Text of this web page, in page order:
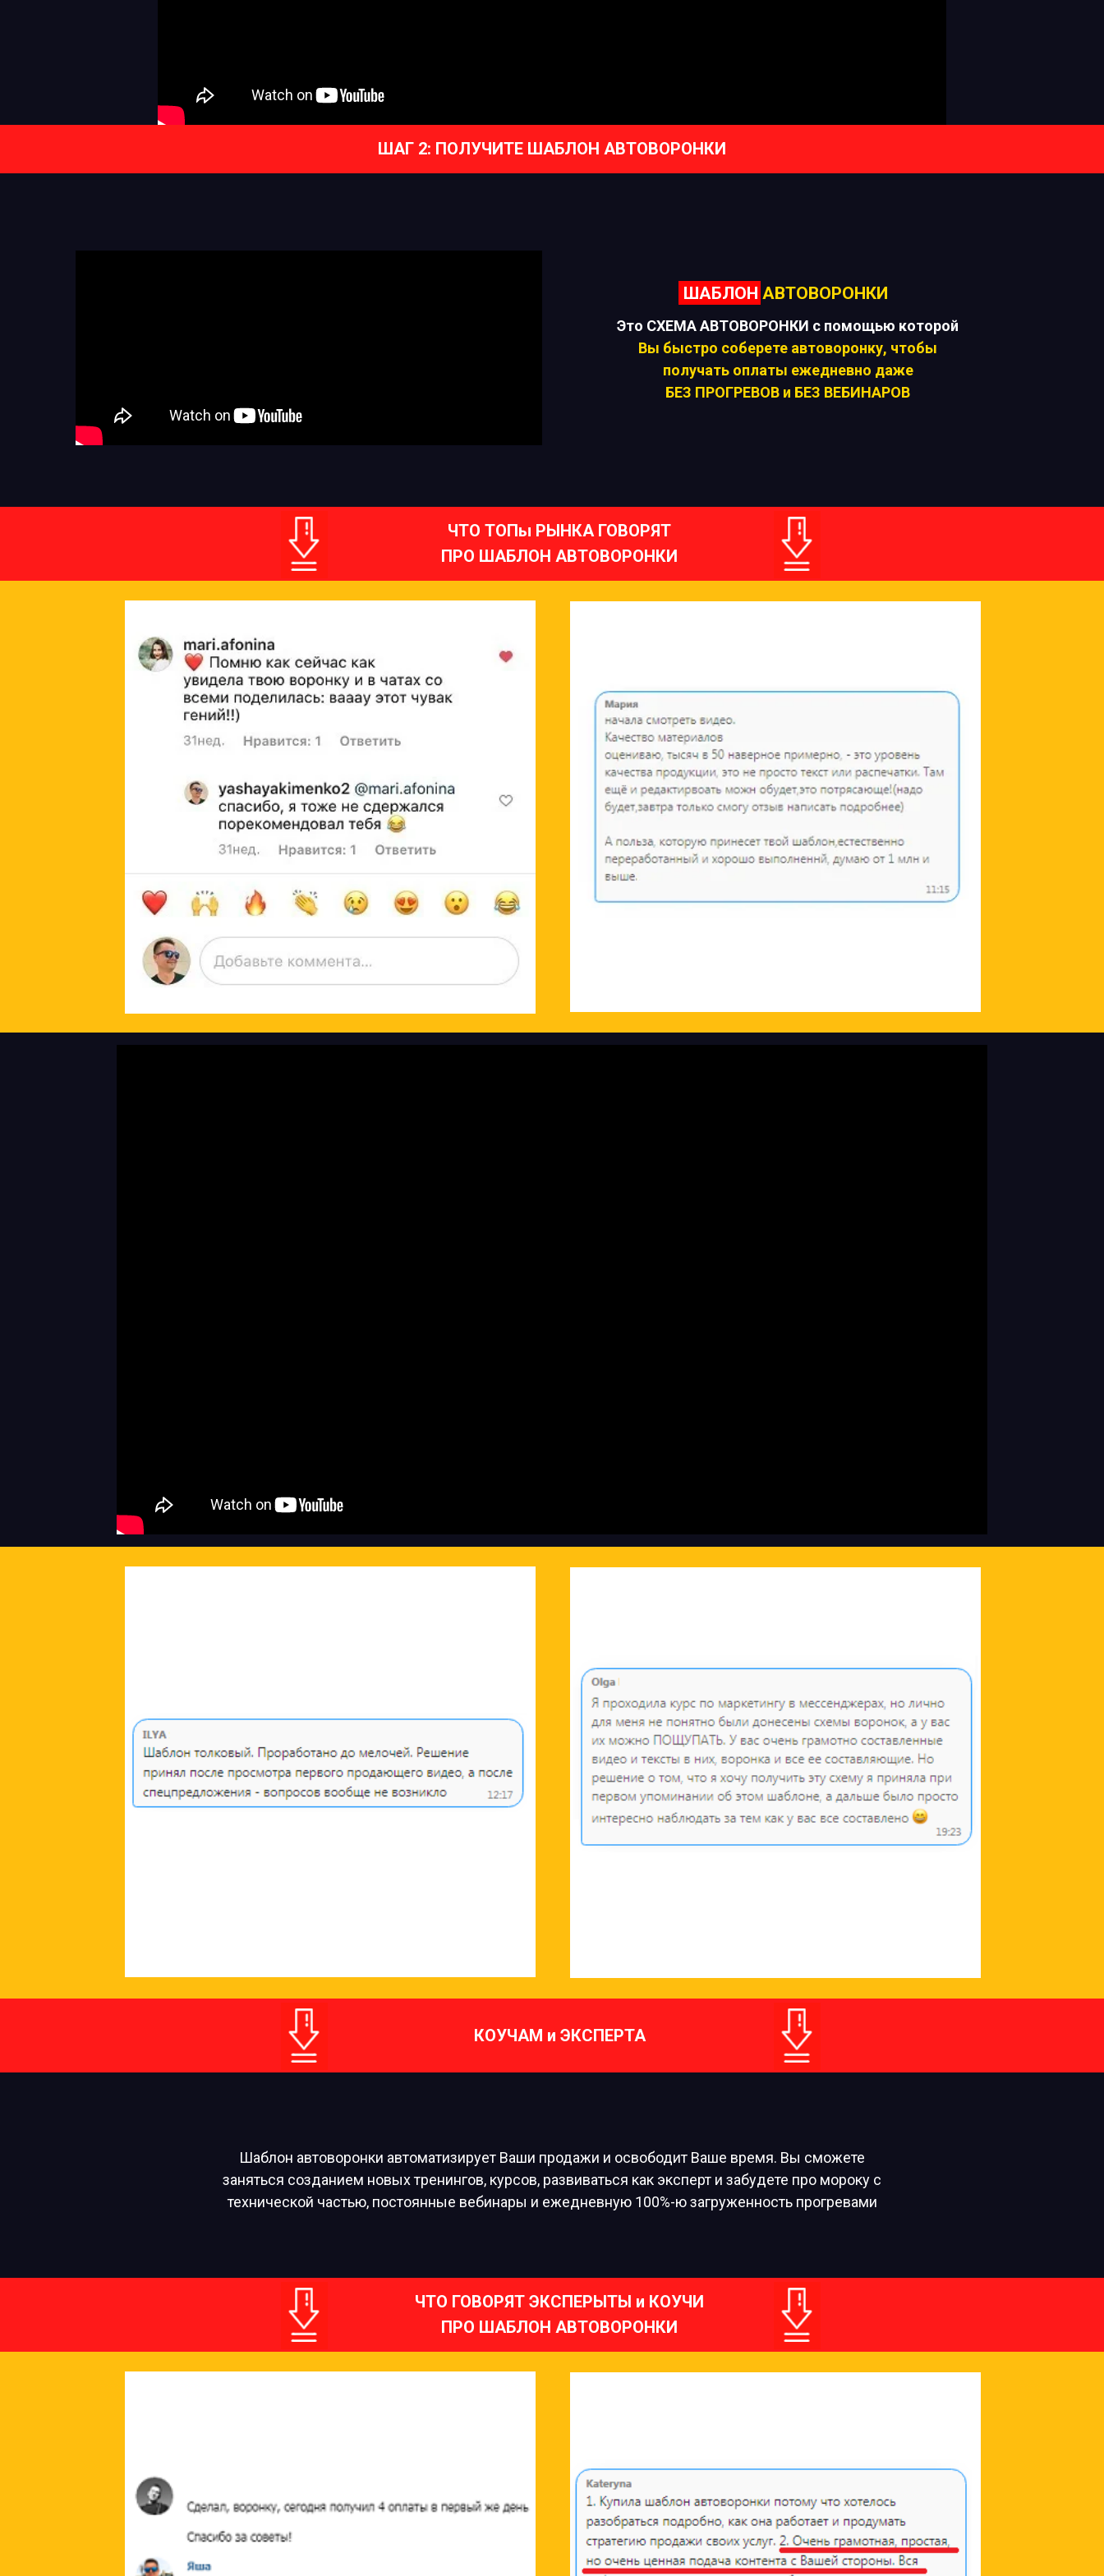
ШАГ 2: ПОЛУЧИТЕ ШАБЛОН АВТОВОРОНКИ
ШАБЛОН АВТОВОРОНКИ
Это СХЕМА АВТОВОРОНКИ с помощью которой
Вы быстро соберете автоворонку, чтобы
получать оплаты ежедневно даже
БЕЗ ПРОГРЕВОВ и БЕЗ ВЕБИНАРОВ
ЧТО ТОПы РЫНКА ГОВОРЯТ
ПРО ШАБЛОН АВТОВОРОНКИ
КОУЧАМ и ЭКСПЕРТА
Шаблон автоворонки автоматизирует Ваши продажи и освободит Ваше время. Вы сможете
заняться созданием новых тренингов, курсов, развиваться как эксперт и забудете про мороку с
технической частью, постоянные вебинары и ежедневную 100%-ю загруженность прогревами
ЧТО ГОВОРЯТ ЭКСПЕРЫТЫ и КОУЧИ
ПРО ШАБЛОН АВТОВОРОНКИ